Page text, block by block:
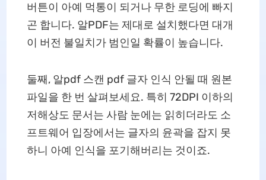
버튼이 아예 먹통이 되거나 무한 로딩에 빠지
곤 합니다. 알PDF는 제대로 설치했다면 대개
이 버전 불일치가 범인일 확률이 높습니다.
둘째, 알pdf 스캔 pdf 글자 인식 안될 때 원본
파일을 한 번 살펴보세요. 특히 72DPI 이하의
저해상도 문서는 사람 눈에는 읽히더라도 소
프트웨어 입장에서는 글자의 윤곽을 잡지 못
하니 아예 인식을 포기해버리는 것이죠.